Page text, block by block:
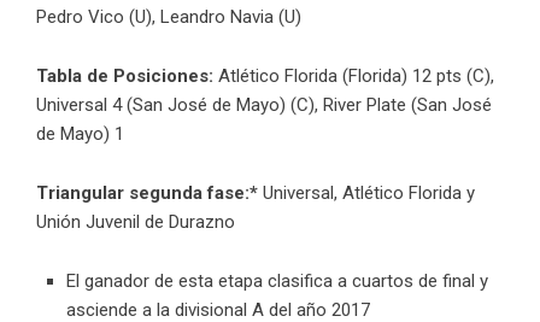
Pedro Vico (U), Leandro Navia (U)
Tabla de Posiciones: Atlético Florida (Florida) 12 pts (C),
Universal 4 (San José de Mayo) (C), River Plate (San José
de Mayo) 1
Triangular segunda fase:* Universal, Atlético Florida y
Unión Juvenil de Durazno
El ganador de esta etapa clasifica a cuartos de final y
asciende a la divisional A del año 2017